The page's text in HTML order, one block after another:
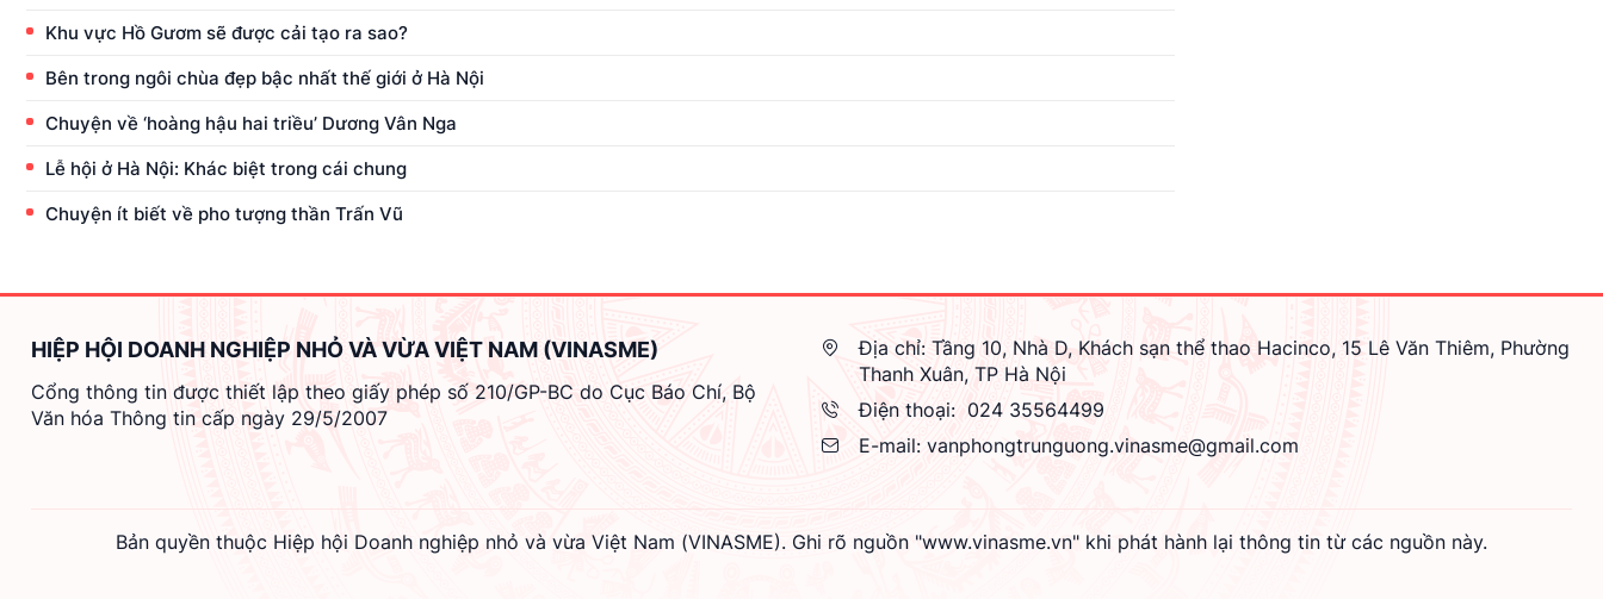
Khu vực Hồ Gươm sẽ được cải tạo ra sao?
Bên trong ngôi chùa đẹp bậc nhất thế giới ở Hà Nội
Chuyện về ‘hoàng hậu hai triều’ Dương Vân Nga
Lễ hội ở Hà Nội: Khác biệt trong cái chung
Chuyện ít biết về pho tượng thần Trấn Vũ
HIỆP HỘI DOANH NGHIỆP NHỎ VÀ VỪA VIỆT NAM (VINASME)
Cổng thông tin được thiết lập theo giấy phép số 210/GP-BC do Cục Báo Chí, Bộ
Văn hóa Thông tin cấp ngày 29/5/2007
Địa chỉ: Tầng 10, Nhà D, Khách sạn thể thao Hacinco, 15 Lê Văn Thiêm, Phường
Thanh Xuân, TP Hà Nội
Điện thoại: 024 35564499
E-mail: vanphongtrunguong.vinasme@gmail.com
Bản quyền thuộc Hiệp hội Doanh nghiệp nhỏ và vừa Việt Nam (VINASME). Ghi rõ nguồn "www.vinasme.vn" khi phát hành lại thông tin từ các nguồn này.